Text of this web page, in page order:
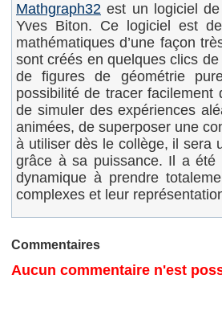
Mathgraph32 est un logiciel
Yves Biton. Ce logiciel est
mathématiques d’une façon
sont créés en quelques clics
de figures de géométrie
possibilité de tracer
de simuler des expériences
animées, de superposer une
à utiliser dès le collège, il sera
grâce à sa puissance. Il a été
dynamique à prendre
complexes et leur
Commentaires
Aucun commentaire n'est